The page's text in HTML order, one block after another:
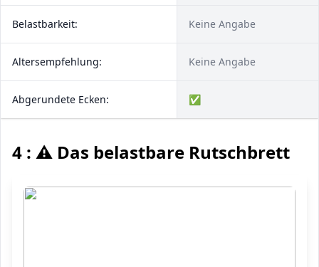
Belastbarkeit: Keine Angabe
Altersempfehlung: Keine Angabe
Abgerundete Ecken: ✅
4 : ⚠️ Das belastbare Rutschbrett